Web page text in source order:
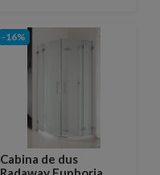
-16%
Cabina de dus